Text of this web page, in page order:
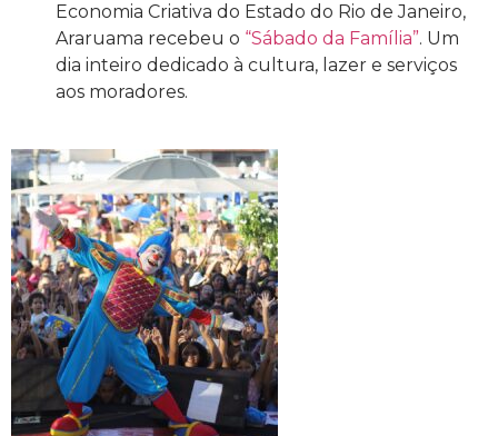
Economia Criativa do Estado do Rio de Janeiro,
Araruama recebeu o “Sábado da Família”. Um
dia inteiro dedicado à cultura, lazer e serviços
aos moradores.